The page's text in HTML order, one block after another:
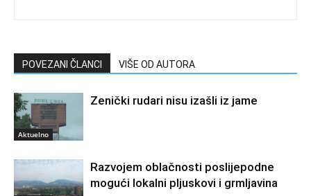
POVEZANI ČLANCI VIŠE OD AUTORA
Aktuelno
Zenički rudari nisu izašli iz jame
Razvojem oblačnosti poslijepodne
mogući lokalni pljuskovi i grmljavina